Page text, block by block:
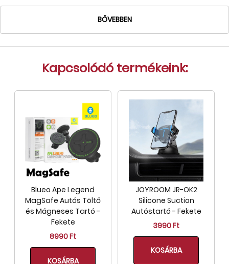
BŐVEBBEN
Kapcsolódó termékeink:
Blueo Ape Legend
MagSafe Autós Töltő
és Mágneses Tartó -
Fekete
8990 Ft
KOSÁRBA
JOYROOM JR-OK2
Silicone Suction
Autóstartó - Fekete
3990 Ft
KOSÁRBA